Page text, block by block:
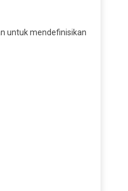
untuk mendefinisikan